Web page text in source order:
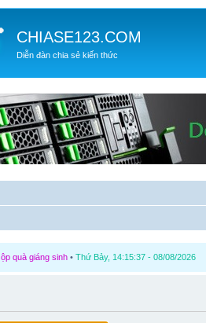
CHIASE123.COM
Diễn đàn chia sẻ kiến thức
quà giáng sinh • Thứ Bảy, 14:15:37 - 08/08/2026